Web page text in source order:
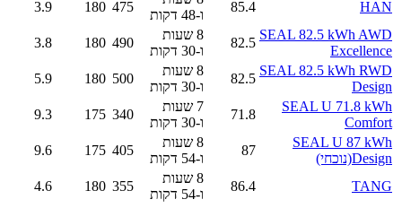
HAN
85.4
ו-48 דקות
475
180
3.9
SEAL 82.5 kWh AWD
Excellence
82.5
8 שעות
ו-30 דקות
490
180
3.8
SEAL 82.5 kWh RWD
Design
82.5
8 שעות
ו-30 דקות
500
180
5.9
SEAL U 71.8 kWh
Comfort
71.8
7 שעות
ו-30 דקות
340
175
9.3
SEAL U 87 kWh
Design(נוכחי)
87
8 שעות
ו-54 דקות
405
175
9.6
TANG
86.4
8 שעות
ו-54 דקות
355
180
4.6